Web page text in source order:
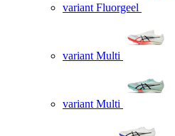
variant Fluorgeel
variant Multi
variant Multi